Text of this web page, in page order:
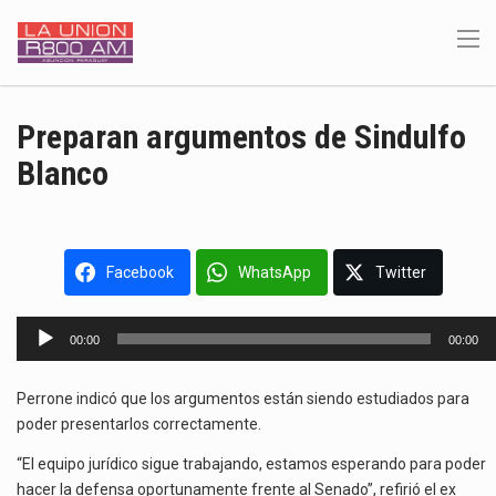
Preparan argumentos de Sindulfo
Blanco
Facebook WhatsApp Twitter
Reproductor
00:00 00:00
Perrone indicó que los argumentos están siendo estudiados para
poder presentarlos correctamente.
“El equipo jurídico sigue trabajando, estamos esperando para poder
hacer la defensa oportunamente frente al Senado”, refirió el ex